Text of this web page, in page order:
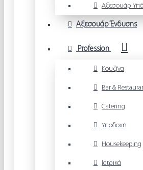
Αξεσουάρ
Αξεσουάρ Ένδυσης
Profession
Κουζίνα
Bar &
Catering
Υποδοχή
Housekeeping
Ιατρικά